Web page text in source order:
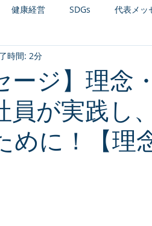
健康経営 SDGs 代表メッ
組織活性化
ージ】理念
員が実践し
めに！【理
時間: 2分